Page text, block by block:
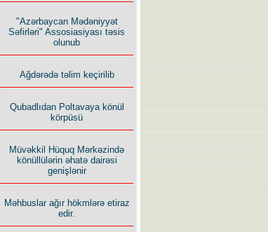
"Azərbaycan Mədəniyyət
Səfirləri" Assosiasiyası təsis
olunub
Ağdərədə təlim keçirilib
Qubadlıdan Poltavaya könül
körpüsü
Müvəkkil Hüquq Mərkəzində
könüllülərin əhatə dairəsi
genişlənir
Məhbuslar ağır hökmlərə etiraz
edir.